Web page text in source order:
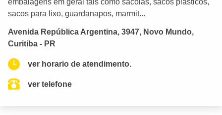
embalagens em geral tais como sacolas, sacos plásticos,
sacos para lixo, guardanapos, marmit...
Avenida República Argentina, 3947, Novo Mundo,
Curitiba - PR
ver horario de atendimento.
ver telefone